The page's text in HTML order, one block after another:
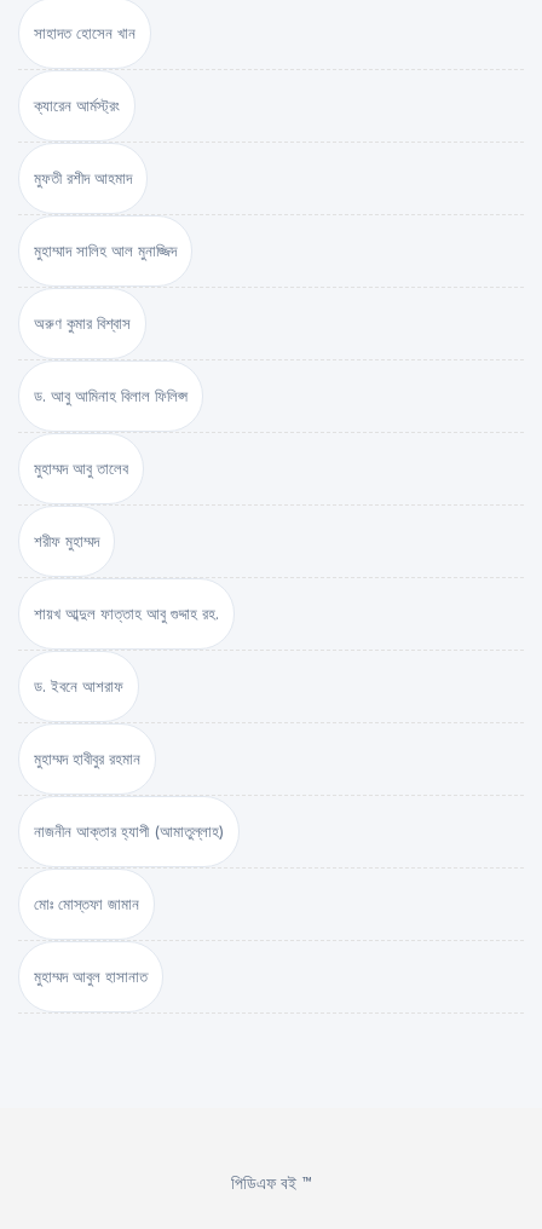
সাহাদত হোসেন খান
ক্যারেন আর্মস্ট্রং
মুফতী রশীদ আহমাদ
মুহাম্মাদ সালিহ আল মুনাজ্জিদ
অরুণ কুমার বিশ্বাস
ড. আবু আমিনাহ বিলাল ফিলিপ্স
মুহাম্মদ আবু তালেব
শরীফ মুহাম্মদ
শায়খ আব্দুল ফাত্তাহ আবু গুদ্দাহ রহ.
ড. ইবনে আশরাফ
মুহাম্মদ হাবীবুর রহমান
নাজনীন আক্তার হ্যাপী (আমাতুল্লাহ)
মোঃ মোস্তফা জামান
মুহাম্মদ আবুল হাসানাত
পিডিএফ বই ™